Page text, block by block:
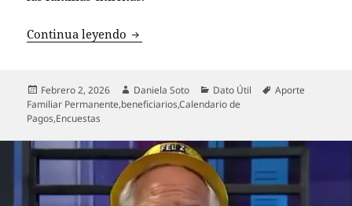
Continua leyendo Bono Marzo 2026: Se revelan fechas
Publicado
el
Febrero 2, 2026 Autor
Daniela Soto Categorías
Dato Útil Etiquetas
Aporte
Familiar Permanente,beneficiarios,Calendario de
Pagos,Encuestas